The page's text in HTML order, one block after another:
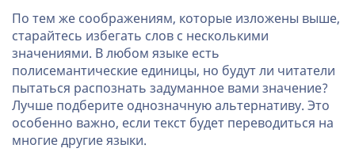
По тем же соображениям, которые изложены выше,
старайтесь избегать слов с несколькими
значениями. В любом языке есть
полисемантические единицы, но будут ли читатели
пытаться распознать задуманное вами значение?
Лучше подберите однозначную альтернативу. Это
особенно важно, если текст будет переводиться на
многие другие языки.